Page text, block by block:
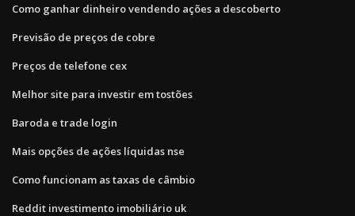
Como ganhar dinheiro vendendo ações a descoberto
Previsão de preços de cobre
Preços de telefone cex
Melhor site para investir em tostões
Baroda e trade login
Mais opções de ações líquidas nse
Como funcionam as taxas de câmbio
Reddit investimento imobiliário uk